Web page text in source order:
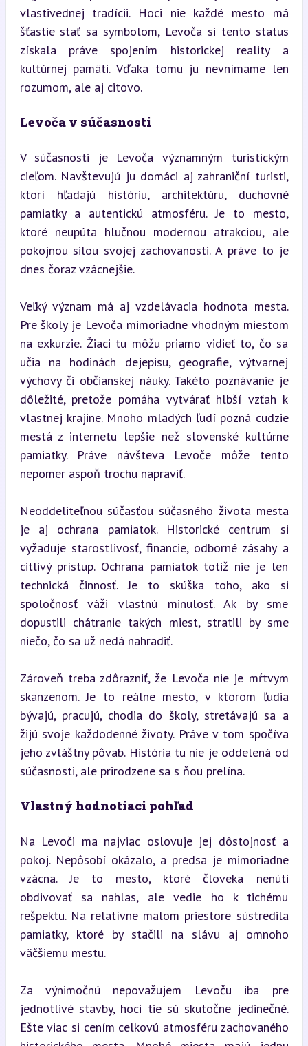
vlastivednej tradícii. Hoci nie každé mesto má
šťastie stať sa symbolom, Levoča si tento status
získala práve spojením historickej reality a
kultúrnej pamäti. Vďaka tomu ju nevnímame len
rozumom, ale aj citovo.
Levoča v súčasnosti
V súčasnosti je Levoča významným turistickým
cieľom. Navštevujú ju domáci aj zahraniční turisti,
ktorí hľadajú históriu, architektúru, duchovné
pamiatky a autentickú atmosféru. Je to mesto,
ktoré neupúta hlučnou modernou atrakciou, ale
pokojnou silou svojej zachovanosti. A práve to je
dnes čoraz vzácnejšie.
Veľký význam má aj vzdelávacia hodnota mesta.
Pre školy je Levoča mimoriadne vhodným miestom
na exkurzie. Žiaci tu môžu priamo vidieť to, čo sa
učia na hodinách dejepisu, geografie, výtvarnej
výchovy či občianskej náuky. Takéto poznávanie je
dôležité, pretože pomáha vytvárať hlbší vzťah k
vlastnej krajine. Mnoho mladých ľudí pozná cudzie
mestá z internetu lepšie než slovenské kultúrne
pamiatky. Práve návšteva Levoče môže tento
nepomer aspoň trochu napraviť.
Neoddeliteľnou súčasťou súčasného života mesta
je aj ochrana pamiatok. Historické centrum si
vyžaduje starostlivosť, financie, odborné zásahy a
citlivý prístup. Ochrana pamiatok totiž nie je len
technická činnosť. Je to skúška toho, ako si
spoločnosť váži vlastnú minulosť. Ak by sme
dopustili chátranie takých miest, stratili by sme
niečo, čo sa už nedá nahradiť.
Zároveň treba zdôrazniť, že Levoča nie je mŕtvym
skanzenom. Je to reálne mesto, v ktorom ľudia
bývajú, pracujú, chodia do školy, stretávajú sa a
žijú svoje každodenné životy. Práve v tom spočíva
jeho zvláštny pôvab. História tu nie je oddelená od
súčasnosti, ale prirodzene sa s ňou prelína.
Vlastný hodnotiaci pohľad
Na Levoči ma najviac oslovuje jej dôstojnosť a
pokoj. Nepôsobí okázalo, a predsa je mimoriadne
vzácna. Je to mesto, ktoré človeka nenúti
obdivovať sa nahlas, ale vedie ho k tichému
rešpektu. Na relatívne malom priestore sústredila
pamiatky, ktoré by stačili na slávu aj omnoho
väčšiemu mestu.
Za výnimočnú nepovažujem Levoču iba pre
jednotlivé stavby, hoci tie sú skutočne jedinečné.
Ešte viac si cením celkovú atmosféru zachovaného